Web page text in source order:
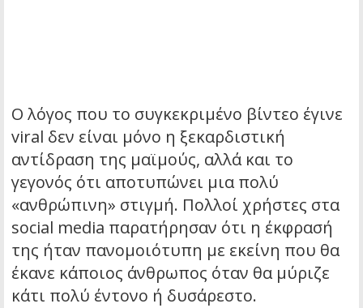
Ο λόγος που το συγκεκριμένο βίντεο έγινε
viral δεν είναι μόνο η ξεκαρδιστική
αντίδραση της μαϊμούς, αλλά και το
γεγονός ότι αποτυπώνει μια πολύ
«ανθρώπινη» στιγμή. Πολλοί χρήστες στα
social media παρατήρησαν ότι η έκφρασή
της ήταν πανομοιότυπη με εκείνη που θα
έκανε κάποιος άνθρωπος όταν θα μύριζε
κάτι πολύ έντονο ή δυσάρεστο.